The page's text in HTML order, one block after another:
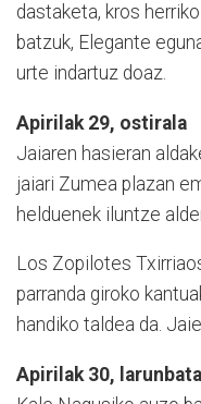
dastaketa, kros
batzuk, Elegante
urte indartuz doaz.
Apirilak 29, ostirala
Jaiaren hasieran
jaiari Zumea plazan
helduenek iluntze
Los Zopilotes
parranda giroko
handiko taldea da.
Apirilak 30, larunbata